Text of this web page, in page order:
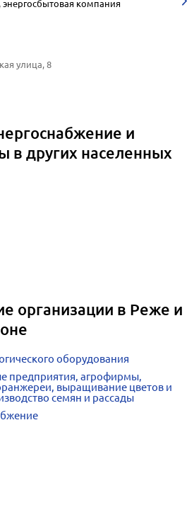
,энергосбытовая компания
улица, 8
и
в других населенных
организации в Реже и
оборудования
предприятия, агрофирмы,
выращивание цветов и
семян и рассады